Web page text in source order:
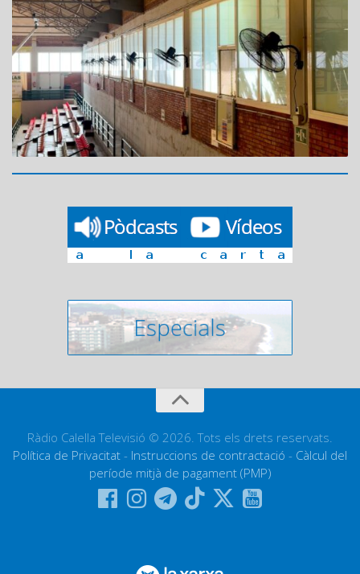
Ràdio Calella Televisió © 2026. Tots els drets reservats.
Política de Privacitat - Instruccions de contractació - Càlcul del
període mitjà de pagament (PMP)